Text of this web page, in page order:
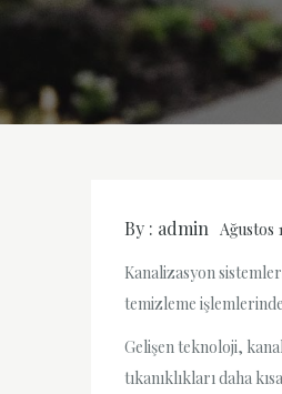
By : admin Ağustos
Kanalizasyon
temizleme
Gelişen teknoloji,
tıkanıklıkları daha